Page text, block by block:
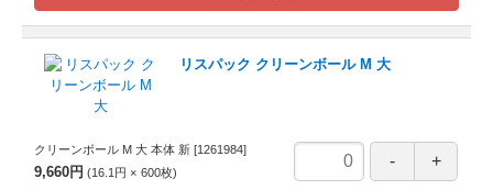
リスパック クリーンボール M 大
クリーンボール M 大 本体 新 [1261984]
9,660円 16.1円 600枚